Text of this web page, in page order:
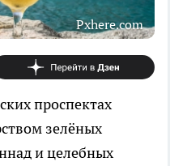
Pxhere.com
проспектах
зелёных
и целебных